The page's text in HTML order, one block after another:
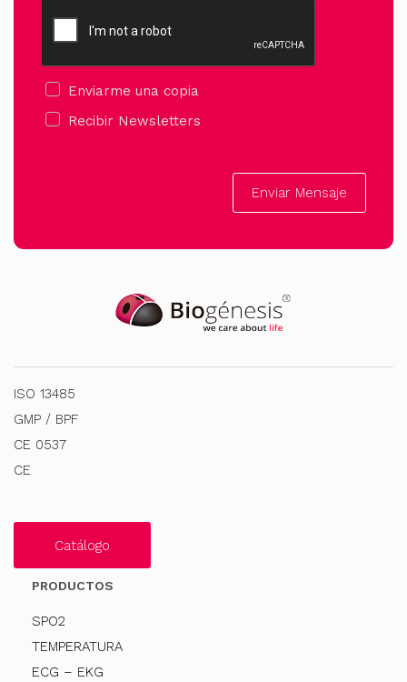
Enviarme una copia
Recibir Newsletters
Enviar Mensaje
ISO 13485
GMP / BPF
CE 0537
CE
Catálogo
PRODUCTOS
SPO2
TEMPERATURA
ECG – EKG